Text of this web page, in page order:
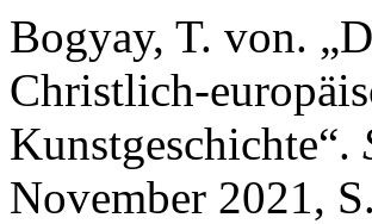
Bogyay, T. von.
Christlich-
Kunstgeschichte“.
November 2021,